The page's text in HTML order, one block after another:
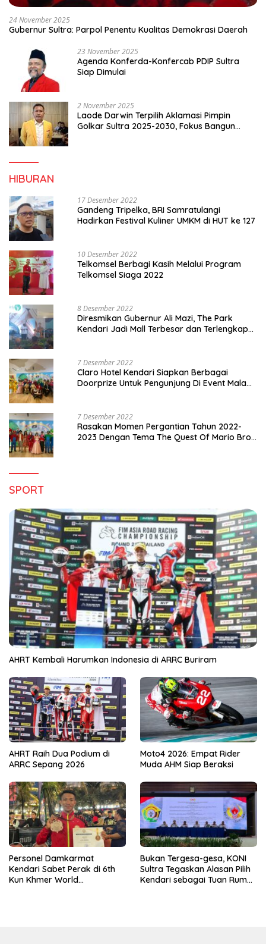
24 November 2025
Gubernur Sultra: Parpol Penentu Kualitas Demokrasi Daerah
23 November 2025
Agenda Konferda-Konfercab PDIP Sultra
Siap Dimulai
2 November 2025
Laode Darwin Terpilih Aklamasi Pimpin
Golkar Sultra 2025-2030, Fokus Bangun
HIBURAN
17 Desember 2022
Gandeng Tripelka, BRI Samratulangi
Hadirkan Festival Kuliner UMKM di HUT ke 127
10 Desember 2022
Telkomsel Berbagi Kasih Melalui Program
Telkomsel Siaga 2022
8 Desember 2022
Diresmikan Gubernur Ali Mazi, The Park
Kendari Jadi Mall Terbesar dan Terlengkap
7 Desember 2022
Claro Hotel Kendari Siapkan Berbagai
Doorprize Untuk Pengunjung Di Event Malam
7 Desember 2022
Rasakan Momen Pergantian Tahun 2022-
2023 Dengan Tema The Quest Of Mario Bros
SPORT
AHRT Kembali Harumkan Indonesia di ARRC Buriram
AHRT Raih Dua Podium di
ARRC Sepang 2026
Moto4 2026: Empat Rider
Muda AHM Siap Beraksi
Personel Damkarmat
Kendari Sabet Perak di 6th
Kun Khmer World
Bukan Tergesa-gesa, KONI
Sultra Tegaskan Alasan Pilih
Kendari sebagai Tuan Rumah